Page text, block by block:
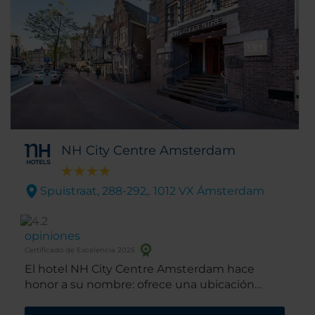
Ámsterdam.
NH City Centre Amsterdam
Spuistraat, 288-292,. 1012 VX Ámsterdam
opiniones
Certificado de Excelencia 2025
El hotel NH City Centre Amsterdam hace
honor a su nombre: ofrece una ubicación